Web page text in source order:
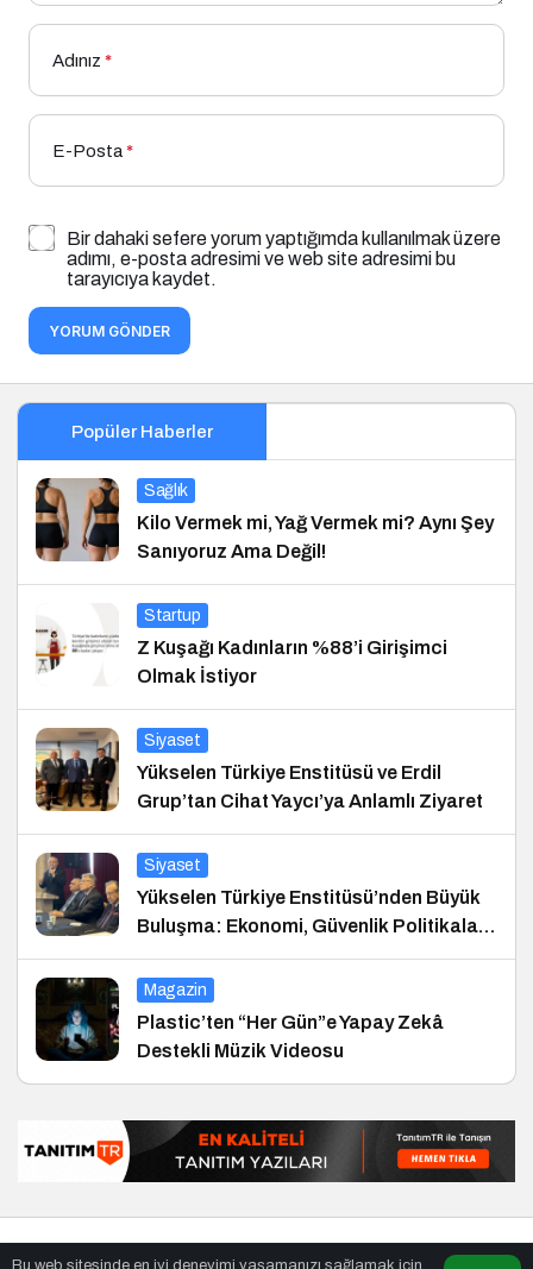
Adınız *
E-Posta*
Bir dahaki sefere yorum yaptığımda kullanılmak üzere
adımı, e-posta adresimi ve web site adresimi bu
tarayıcıya kaydet.
YORUM GÖNDER
Popüler Haberler
Sağlık
Kilo Vermek mi, Yağ Vermek mi? Aynı Şey
Sanıyoruz Ama Değil!
Startup
Z Kuşağı Kadınların %88’i Girişimci
Olmak İstiyor
Siyaset
Yükselen Türkiye Enstitüsü ve Erdil
Grup’tan Cihat Yaycı’ya Anlamlı Ziyaret
Siyaset
Yükselen Türkiye Enstitüsü’nden Büyük
Buluşma: Ekonomi, Güvenlik Politikaları
ve Hukuk Konferansı
Magazin
Plastic’ten “Her Gün”e Yapay Zekâ
Destekli Müzik Videosu
Bu web sitesinde en iyi deneyimi yaşamanızı sağlamak için
en iyiler